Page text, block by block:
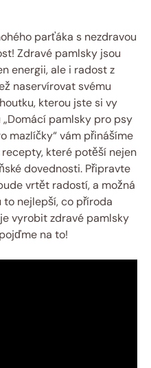
parťáka s nezdravou
Zdravé pamlsky jsou
energii, ale i radost z
naservírovat svému
kterou jste si vy
pamlsky pro psy
mazlíčky“ vám přinášíme
které potěší nejen
dovednosti. Připravte
vrtět radostí, a možná
nejlepší, co příroda
vyrobit zdravé pamlsky
na to!